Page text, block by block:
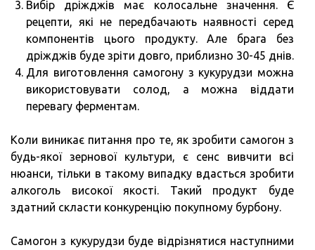
Вибір дріжджів має колосальне значення. Є
рецепти, які не передбачають наявності серед
компонентів цього продукту. Але брага без
дріжджів буде зріти довго, приблизно 30-45 днів.
Для виготовлення самогону з кукурудзи можна
використовувати солод, а можна віддати
перевагу ферментам.
Коли виникає питання про те, як зробити самогон з
будь-якої зернової культури, є сенс вивчити всі
нюанси, тільки в такому випадку вдасться зробити
алкоголь високої якості. Такий продукт буде
здатний скласти конкуренцію покупному бурбону.
Самогон з кукурудзи буде відрізнятися наступними